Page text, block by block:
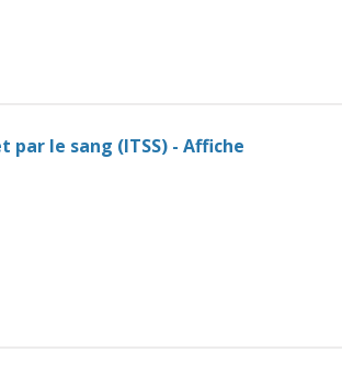
le sang (ITSS) - Affiche